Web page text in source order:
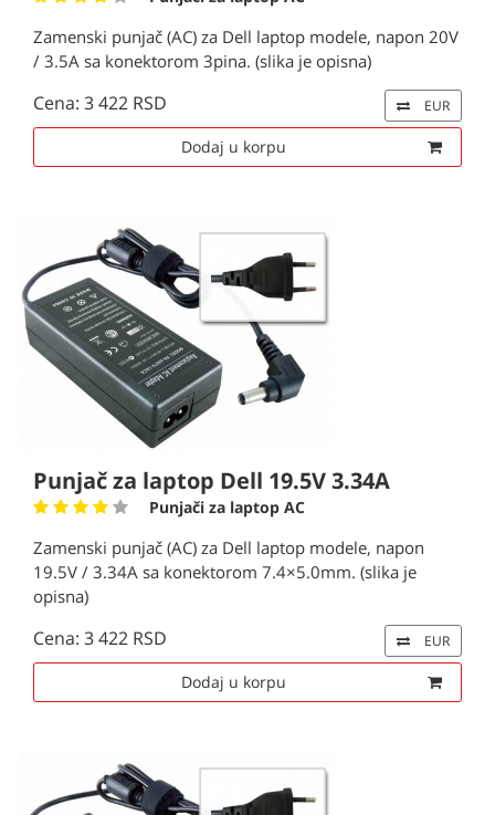
Zamenski punjač (AC) za Dell laptop modele, napon 20V
/ 3.5A sa konektorom 3pina. (slika je opisna)
Cena: 3 422 RSD EUR
Dodaj u korpu
Punjač za laptop Dell 19.5V 3.34A
Punjači za laptop AC
Zamenski punjač (AC) za Dell laptop modele, napon
19.5V / 3.34A sa konektorom 7.4×5.0mm. (slika je
opisna)
Cena: 3 422 RSD EUR
Dodaj u korpu